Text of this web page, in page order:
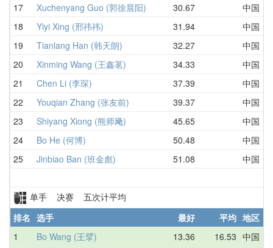
17 Xuchenyang Guo (郭徐晨阳) 30.67 中国
18 Yiyi Xing (邢祎祎) 31.94 中国
19 Tianlang Han (韩天朗) 32.27 中国
20 Xinming Wang (王鑫茗) 34.33 中国
21 Chen Li (李琛) 37.39 中国
22 Youqian Zhang (张友前) 39.37 中国
23 Shiyang Xiong (熊师飏) 45.65 中国
24 Bo He (何博) 50.48 中国
25 Jinbiao Ban (班金彪) 51.08 中国
单手 决赛 五次计平均
排名 选手 最好 平均 地区
1
Bo Wang (王擘) 13.36 16.53 中国